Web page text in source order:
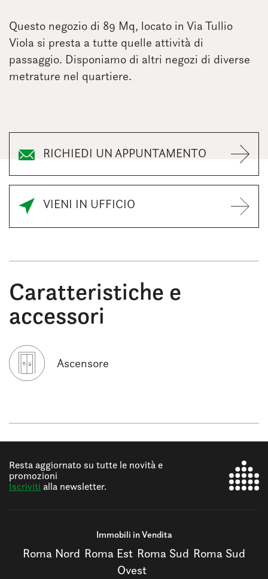
Questo negozio di 89 Mq, locato in Via Tullio
Viola si presta a tutte quelle attività di
passaggio. Disponiamo di altri negozi di diverse
metrature nel quartiere.
RICHIEDI UN APPUNTAMENTO
VIENI IN UFFICIO
Caratteristiche e
accessori
Ascensore
Resta aggiornato su tutte le novità e
promozioni
Iscriviti alla newsletter.
Immobili in Vendita
Roma Nord Roma Est Roma Sud Roma Sud
Ovest